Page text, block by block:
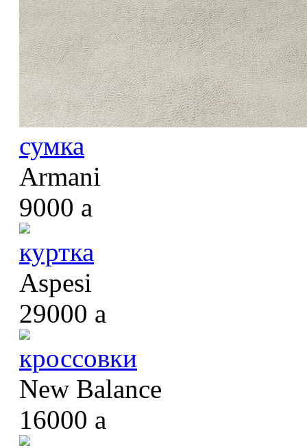
сумка
Armani
9000 a
куртка
Aspesi
29000 a
кроссовки
New Balance
16000 a